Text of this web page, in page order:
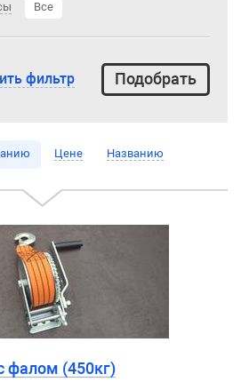
Все
фильтр
Цене Названию
фалом (450кг)